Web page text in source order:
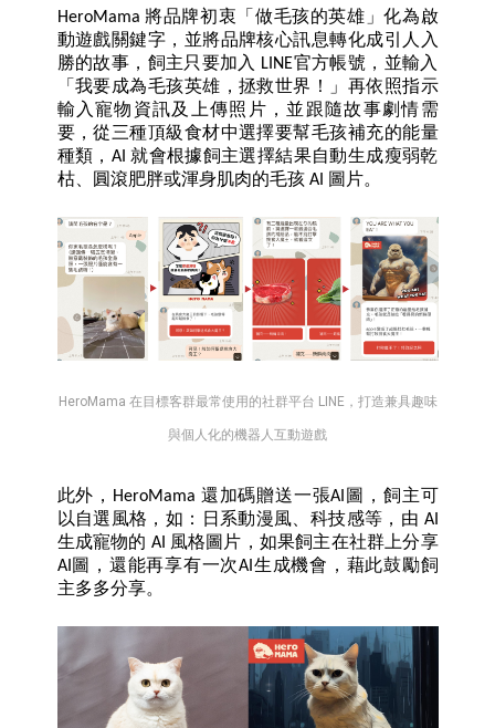
HeroMama 將品牌初衷「做毛孩的英雄」化為啟
動遊戲關鍵字，並將品牌核心訊息轉化成引人入
勝的故事，飼主只要加入 LINE官方帳號，並輸入
「我要成為毛孩英雄，拯救世界！」再依照指示
輸入寵物資訊及上傳照片，並跟隨故事劇情需
要，從三種頂級食材中選擇要幫毛孩補充的能量
種類，AI 就會根據飼主選擇結果自動生成瘦弱乾
枯、圓滾肥胖或渾身肌肉的毛孩 AI 圖片。
HeroMama 在目標客群最常使用的社群平台 LINE，打造兼具趣味
與個人化的機器人互動遊戲
此外，HeroMama 還加碼贈送一張AI圖，飼主可
以自選風格，如：日系動漫風、科技感等，由 AI
生成寵物的 AI 風格圖片，如果飼主在社群上分享
AI圖，還能再享有一次AI生成機會，藉此鼓勵飼
主多多分享。